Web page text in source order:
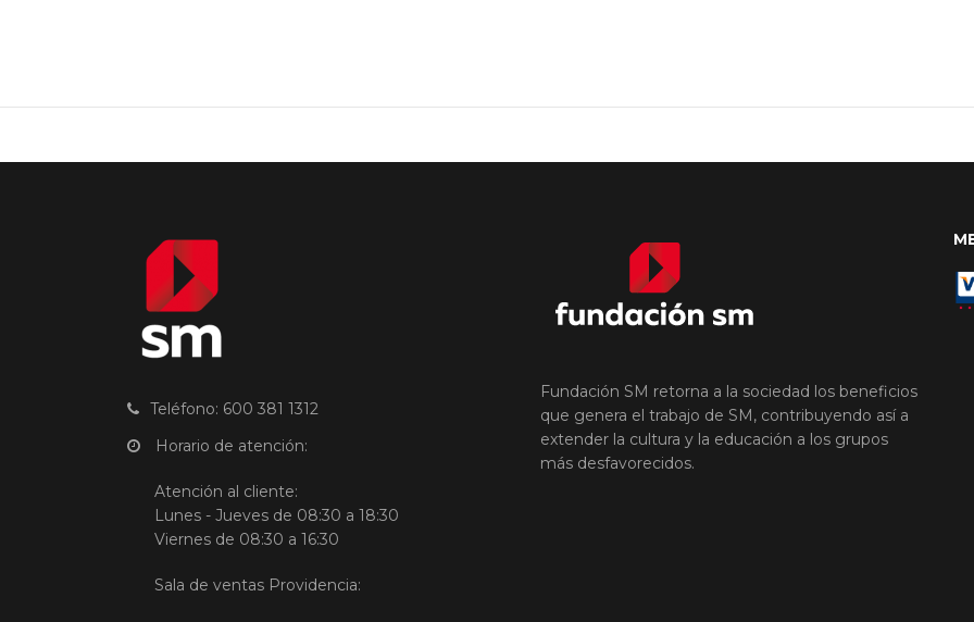
Teléfono: 600 381 1312
Horario de atención:
Atención al cliente:
Lunes - Jueves de 08:30 a 18:30
Viernes de 08:30 a 16:30
Sala de ventas Providencia:
Fundación SM retorna a la sociedad los beneficios
que genera el trabajo de SM, contribuyendo así a
extender la cultura y la educación a los grupos
más desfavorecidos.